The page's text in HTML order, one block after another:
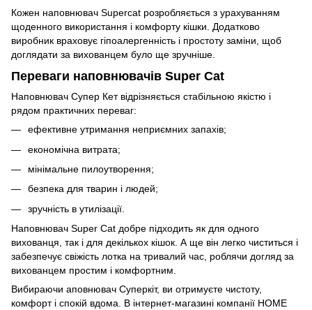
Кожен наповнювач Supercat розробляється з урахуванням
щоденного використання і комфорту кішки. Додатково
виробник враховує гіпоалергенність і простоту заміни, щоб
доглядати за вихованцем було ще зручніше.
Переваги наповнювачів Super Cat
Наповнювач Супер Кет відрізняється стабільною якістю і
рядом практичних переваг:
ефективне утримання неприємних запахів;
економічна витрата;
мінімальне пилоутворення;
безпека для тварин і людей;
зручність в утилізації.
Наповнювач Super Cat добре підходить як для одного
вихованця, так і для декількох кішок. А ще він легко чиститься і
забезпечує свіжість лотка на тривалий час, роблячи догляд за
вихованцем простим і комфортним.
Вибираючи аповнювач Суперкіт, ви отримуєте чистоту,
комфорт і спокій вдома. В інтернет-магазині компанії HOME